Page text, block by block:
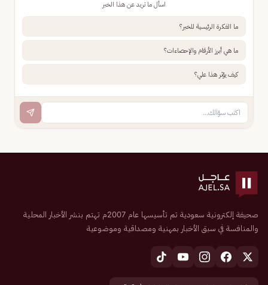
اسأل ما تريد عن هذا الخبر
ما الفكرة الرئيسية للخبر؟
ما هي أبرز الأرقام والإحصاءات؟
كيف يؤثر هذا علي؟
صحيفة إلكترونية سعودية تم تأسيسها عام 2007م تهتم بنشر الأخبار المحلية
والمنافسة في سبق الأخبار بمهنية ومصداقية وموضوعية